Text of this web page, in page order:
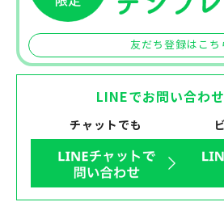
友だち登録はこち
LINEでお問い合わ
チャットでも